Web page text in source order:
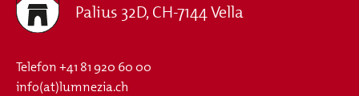
Palius 32D, CH-7144 Vella
Telefon+41 81 920 60 00
info(at)lumnezia.ch